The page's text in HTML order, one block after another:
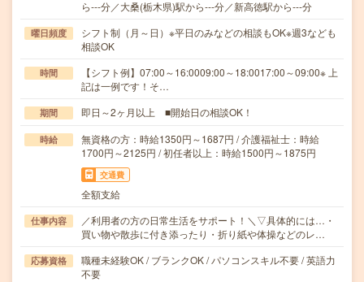
ら---分／大桑(栃木県)駅から---分／新高徳駅から---分
曜日頻度
シフト制（月～日）※平日のみなどの相談もOK※週3なども
相談OK
時間
【シフト例】07:00～16:0009:00～18:0017:00～09:00※ 上
記は一例です！そ…
期間 即日～2ヶ月以上 ■開始日の相談OK！
時給
無資格の方：時給1350円～1687円 / 介護福祉士：時給
1700円～2125円 / 初任者以上：時給1500円～1875円
交通費
全額支給
仕事内容
／利用者の方の日常生活をサポート！＼▽具体的には…・
買い物や散歩に付き添ったり・折り紙や体操などのレ…
応募資格
職種未経験OK / ブランクOK / パソコンスキル不要 / 英語力
不要